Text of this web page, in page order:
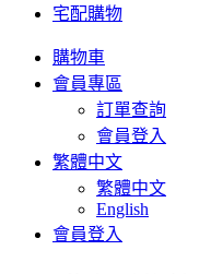
宅配購物
購物車
會員專區
訂單查詢
會員登入
繁體中文
繁體中文
English
會員登入